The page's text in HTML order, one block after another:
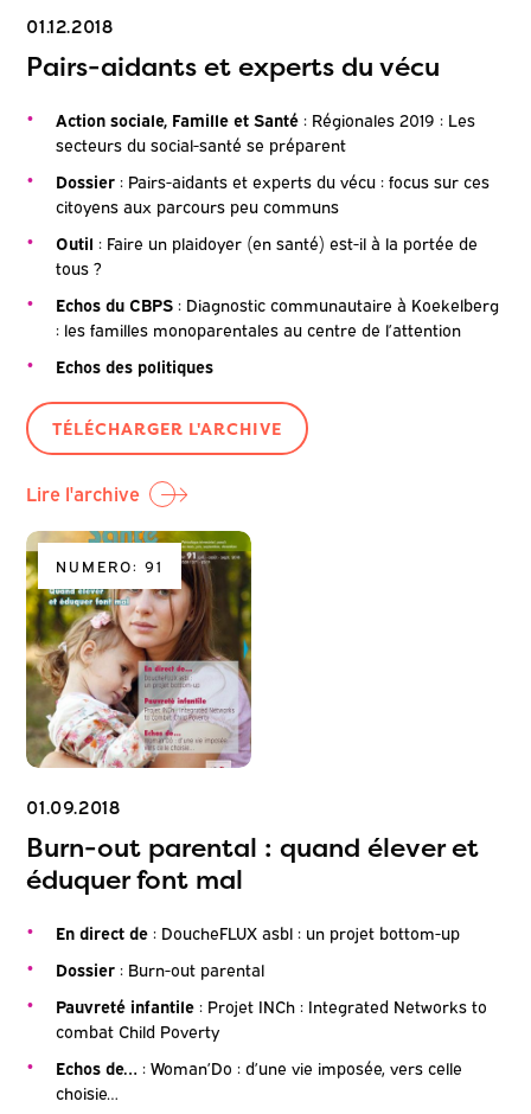
01.12.2018
Pairs-aidants et experts du vécu
Action sociale, Famille et Santé : Régionales 2019 : Les
secteurs du social-santé se préparent
Dossier : Pairs-aidants et experts du vécu : focus sur ces
citoyens aux parcours peu communs
Outil : Faire un plaidoyer (en santé) est-il à la portée de
tous ?
Echos du CBPS: Diagnostic communautaire à Koekelberg
: les familles monoparentales au centre de l’attention
Echos des politiques
TÉLÉCHARGER L'ARCHIVE
Lire l'archive
NUMERO: 91
01.09.2018
Burn-out parental : quand élever et
éduquer font mal
En direct de : DoucheFLUX asbl : un projet bottom-up
Dossier : Burn-out parental
Pauvreté infantile : Projet INCh : Integrated Networks to
combat Child Poverty
Echos de… : Woman’Do : d’une vie imposée, vers celle
choisie…